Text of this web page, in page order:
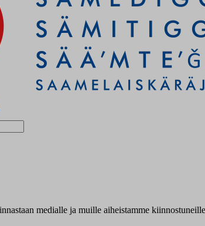
medialle ja muille aiheistamme